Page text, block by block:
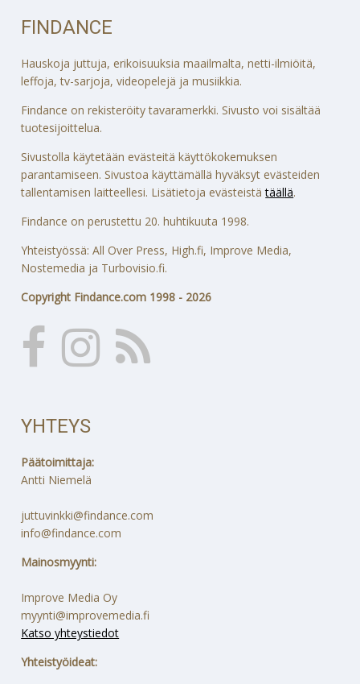
FINDANCE
Hauskoja juttuja, erikoisuuksia maailmalta, netti-ilmiöitä,
leffoja, tv-sarjoja, videopelejä ja musiikkia.
Findance on rekisteröity tavaramerkki. Sivusto voi sisältää
tuotesijoittelua.
Sivustolla käytetään evästeitä käyttökokemuksen
parantamiseen. Sivustoa käyttämällä hyväksyt evästeiden
tallentamisen laitteellesi. Lisätietoja evästeistätäällä.
Findance on perustettu 20. huhtikuuta 1998.
Yhteistyössä: All Over Press, High.fi, Improve Media,
Nostemedia ja Turbovisio.fi.
Copyright Findance.com 1998 - 2026
YHTEYS
Päätoimittaja:
Antti Niemelä
juttuvinkki@findance.com
info@findance.com
Mainosmyynti:
Improve Media Oy
myynti@improvemedia.fi
Katso yhteystiedot
Yhteistyöideat: